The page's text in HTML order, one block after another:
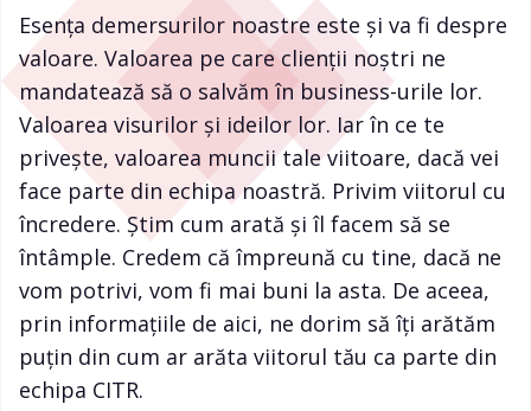
Esența demersurilor noastre este și va fi despre
valoare. Valoarea pe care clienții noștri ne
mandatează să o salvăm în business-urile lor.
Valoarea visurilor și ideilor lor. Iar în ce te
privește, valoarea muncii tale viitoare, dacă vei
face parte din echipa noastră. Privim viitorul cu
încredere. Știm cum arată și îl facem să se
întâmple. Credem că împreună cu tine, dacă ne
vom potrivi, vom fi mai buni la asta. De aceea,
prin informațiile de aici, ne dorim să îți arătăm
puțin din cum ar arăta viitorul tău ca parte din
echipa CITR.